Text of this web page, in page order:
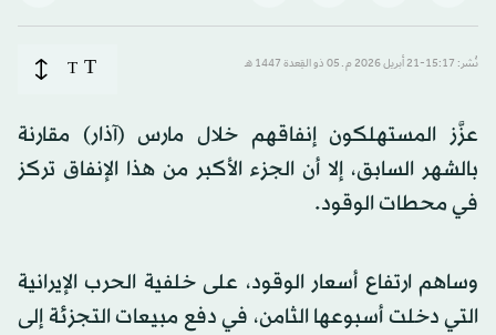
نُشر: 15:17-21 أبريل 2026 م ـ 05 ذو القِعدة 1447 هـ T
T
عزَّز المستهلكون إنفاقهم خلال مارس (آذار) مقارنة
بالشهر السابق، إلا أن الجزء الأكبر من هذا الإنفاق تركز
في محطات الوقود.
وساهم ارتفاع أسعار الوقود، على خلفية الحرب الإيرانية
التي دخلت أسبوعها الثامن، في دفع مبيعات التجزئة إلى